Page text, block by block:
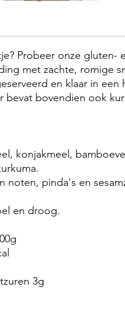
Probeer onze gluten-
met zachte, romige
en klaar in een
bevat bovendien ook
konjakmeel,
noten, pinda's en
en droog.
3g